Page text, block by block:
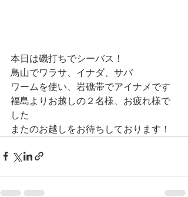
本日は磯打ちでシーバス！
鳥山でワラサ、イナダ、サバ
ワームを使い、岩礁帯でアイナメです
福島よりお越しの２名様、お疲れ様で
した
またのお越しをお待ちしております！